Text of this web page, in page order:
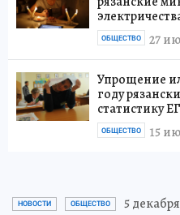
27
ОБЩЕСТВО
Упрощение
году
статистику
15
ОБЩЕСТВО
НОВОСТИ ОБЩЕСТВО 5 декабря